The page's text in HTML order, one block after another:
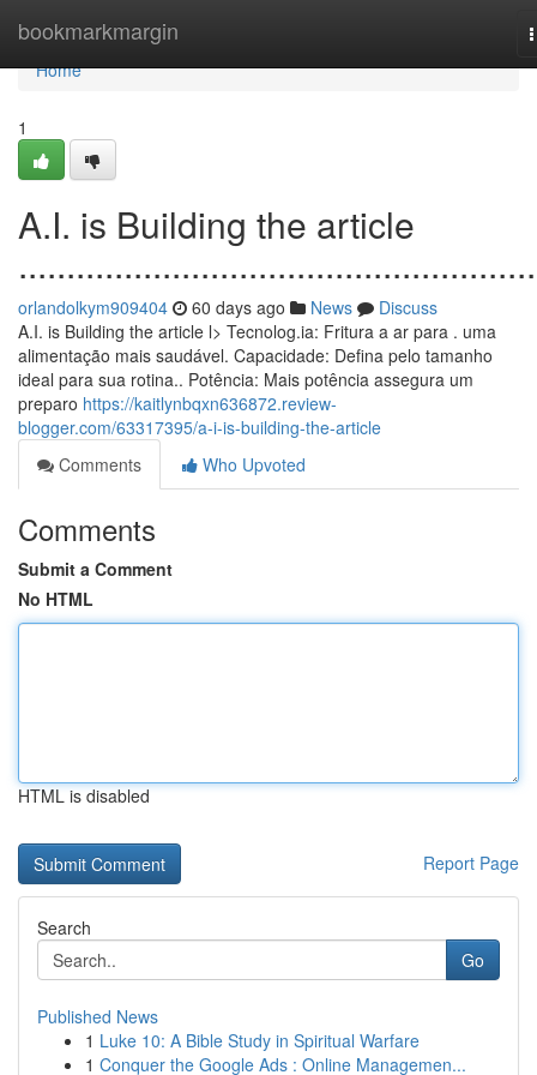
bookmarkmargin
Home
Home
1
A.I. is Building the article
orlandolkym909404 60 days ago News
Discuss
A.I. is Building the article l> Tecnolog.ia: Fritura a ar para . uma
alimentação mais saudável. Capacidade: Defina pelo tamanho
ideal para sua rotina.. Potência: Mais potência assegura um
preparo https://kaitlynbqxn636872.review-
blogger.com/63317395/a-i-is-building-the-article
Comments
Who Upvoted
Comments
Submit a Comment
No HTML
HTML is disabled
Report Page
Search
Go
Published News
1 Luke 10: A Bible Study in Spiritual Warfare
1 Conquer the Google Ads : Online Managemen...